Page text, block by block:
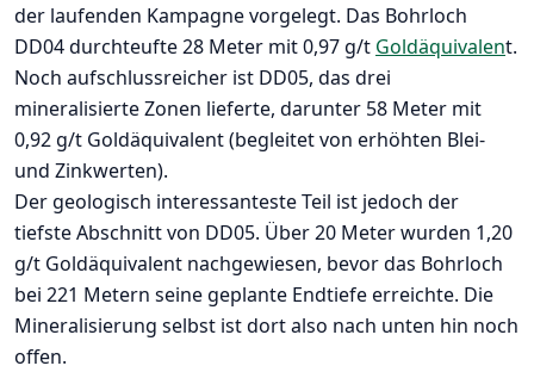
der laufenden Kampagne vorgelegt. Das Bohrloch
DD04 durchteufte 28 Meter mit 0,97 g/t Goldäquivalent.
Noch aufschlussreicher ist DD05, das drei
mineralisierte Zonen lieferte, darunter 58 Meter mit
0,92 g/t Goldäquivalent (begleitet von erhöhten Blei-
und Zinkwerten).
Der geologisch interessanteste Teil ist jedoch der
tiefste Abschnitt von DD05. Über 20 Meter wurden 1,20
g/t Goldäquivalent nachgewiesen, bevor das Bohrloch
bei 221 Metern seine geplante Endtiefe erreichte. Die
Mineralisierung selbst ist dort also nach unten hin noch
offen.